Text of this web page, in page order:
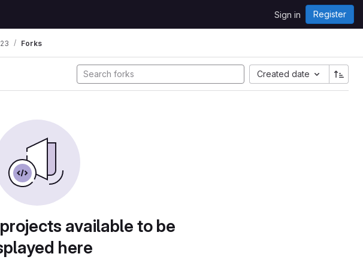
Sign in Register
Forks
Created date
available to be
here